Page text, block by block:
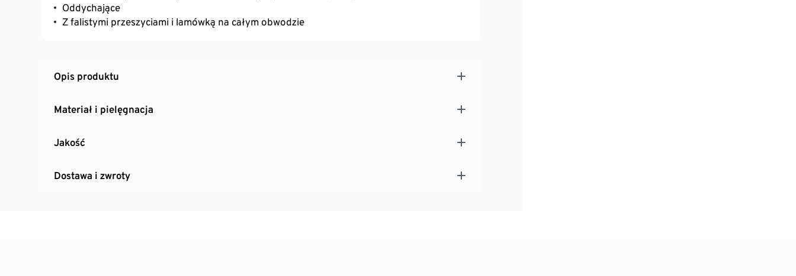
Oddychające
Z falistymi przeszyciami i lamówką na całym obwodzie
Opis produktu
Materiał i pielęgnacja
Jakość
Dostawa i zwroty